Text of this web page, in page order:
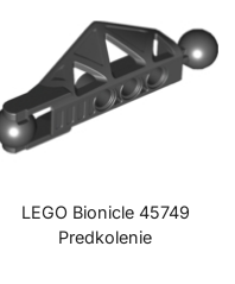
LEGO Bionicle 45749
Predkolenie